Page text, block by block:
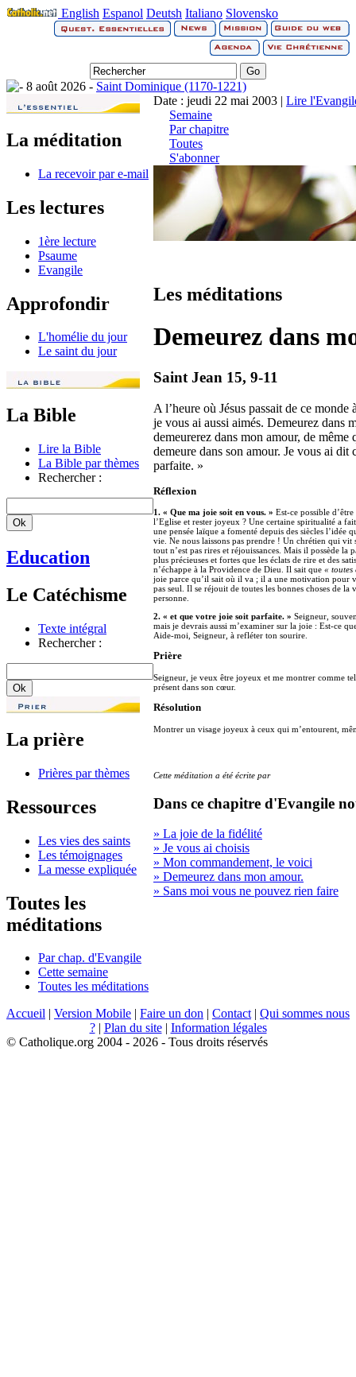
English Espanol Deutsh Italiano Slovensko
8 août 2026 - Saint Dominique (1170-1221)
La méditation
La recevoir par e-mail
Les lectures
1ère lecture
Psaume
Evangile
Approfondir
L'homélie du jour
Le saint du jour
La Bible
Lire la Bible
La Bible par thèmes
Rechercher :
Education
Le Catéchisme
Texte intégral
Rechercher :
La prière
Prières par thèmes
Ressources
Les vies des saints
Les témoignages
La messe expliquée
Toutes les
méditations
Par chap. d'Evangile
Cette semaine
Toutes les méditations
Date : jeudi 22 mai 2003 | Lire
Semaine
Par chapitre
Toutes
S'abonner
Les méditations
Demeurez dans
Saint Jean 15, 9-11
A l’heure où Jésus passait de ce
je vous ai aussi aimés. Demeurez dans
demeurerez dans mon amour, de même
demeure dans son amour. Je vous ai
parfaite. »
Réflexion
1. « Que ma joie soit en vous. » Est-ce possible
l’Eglise et rester joyeux ? Une certaine spiritualité a
une pensée laïque a fomenté depuis des siècles l’idée
vie. Ne nous laissons pas prendre ! Un chrétien qui
tout n’est pas rires et réjouissances. Mais il possède
plus précieuses et fortes que les éclats de rire et des
n’échappe à la Providence de Dieu. Il sait que « toutes
joie parce qu’il sait où il va ; il a une motivation pour
pas seul. Il se réjouit de toutes les bonnes choses de la
personne.
2. « et que votre joie soit parfaite. » Seigneur,
mais je devrais aussi m’examiner sur la joie : Est-ce
Aide-moi, Seigneur, à refléter ton sourire.
Prière
Seigneur, je veux être joyeux et me montrer comme
présent dans son cœur.
Résolution
Montrer un visage joyeux à ceux qui m’entourent,
Cette méditation a été écrite par
Dans ce chapitre d'Evangile
» La joie de la fidélité
» Je vous ai choisis
» Mon commandement, le voici
» Demeurez dans mon amour.
» Sans moi vous ne pouvez rien faire
Accueil | Version Mobile | Faire un don | Contact | Qui sommes nous
?| Plan du site| Information légales
© Catholique.org 2004 - 2026 - Tous droits réservés